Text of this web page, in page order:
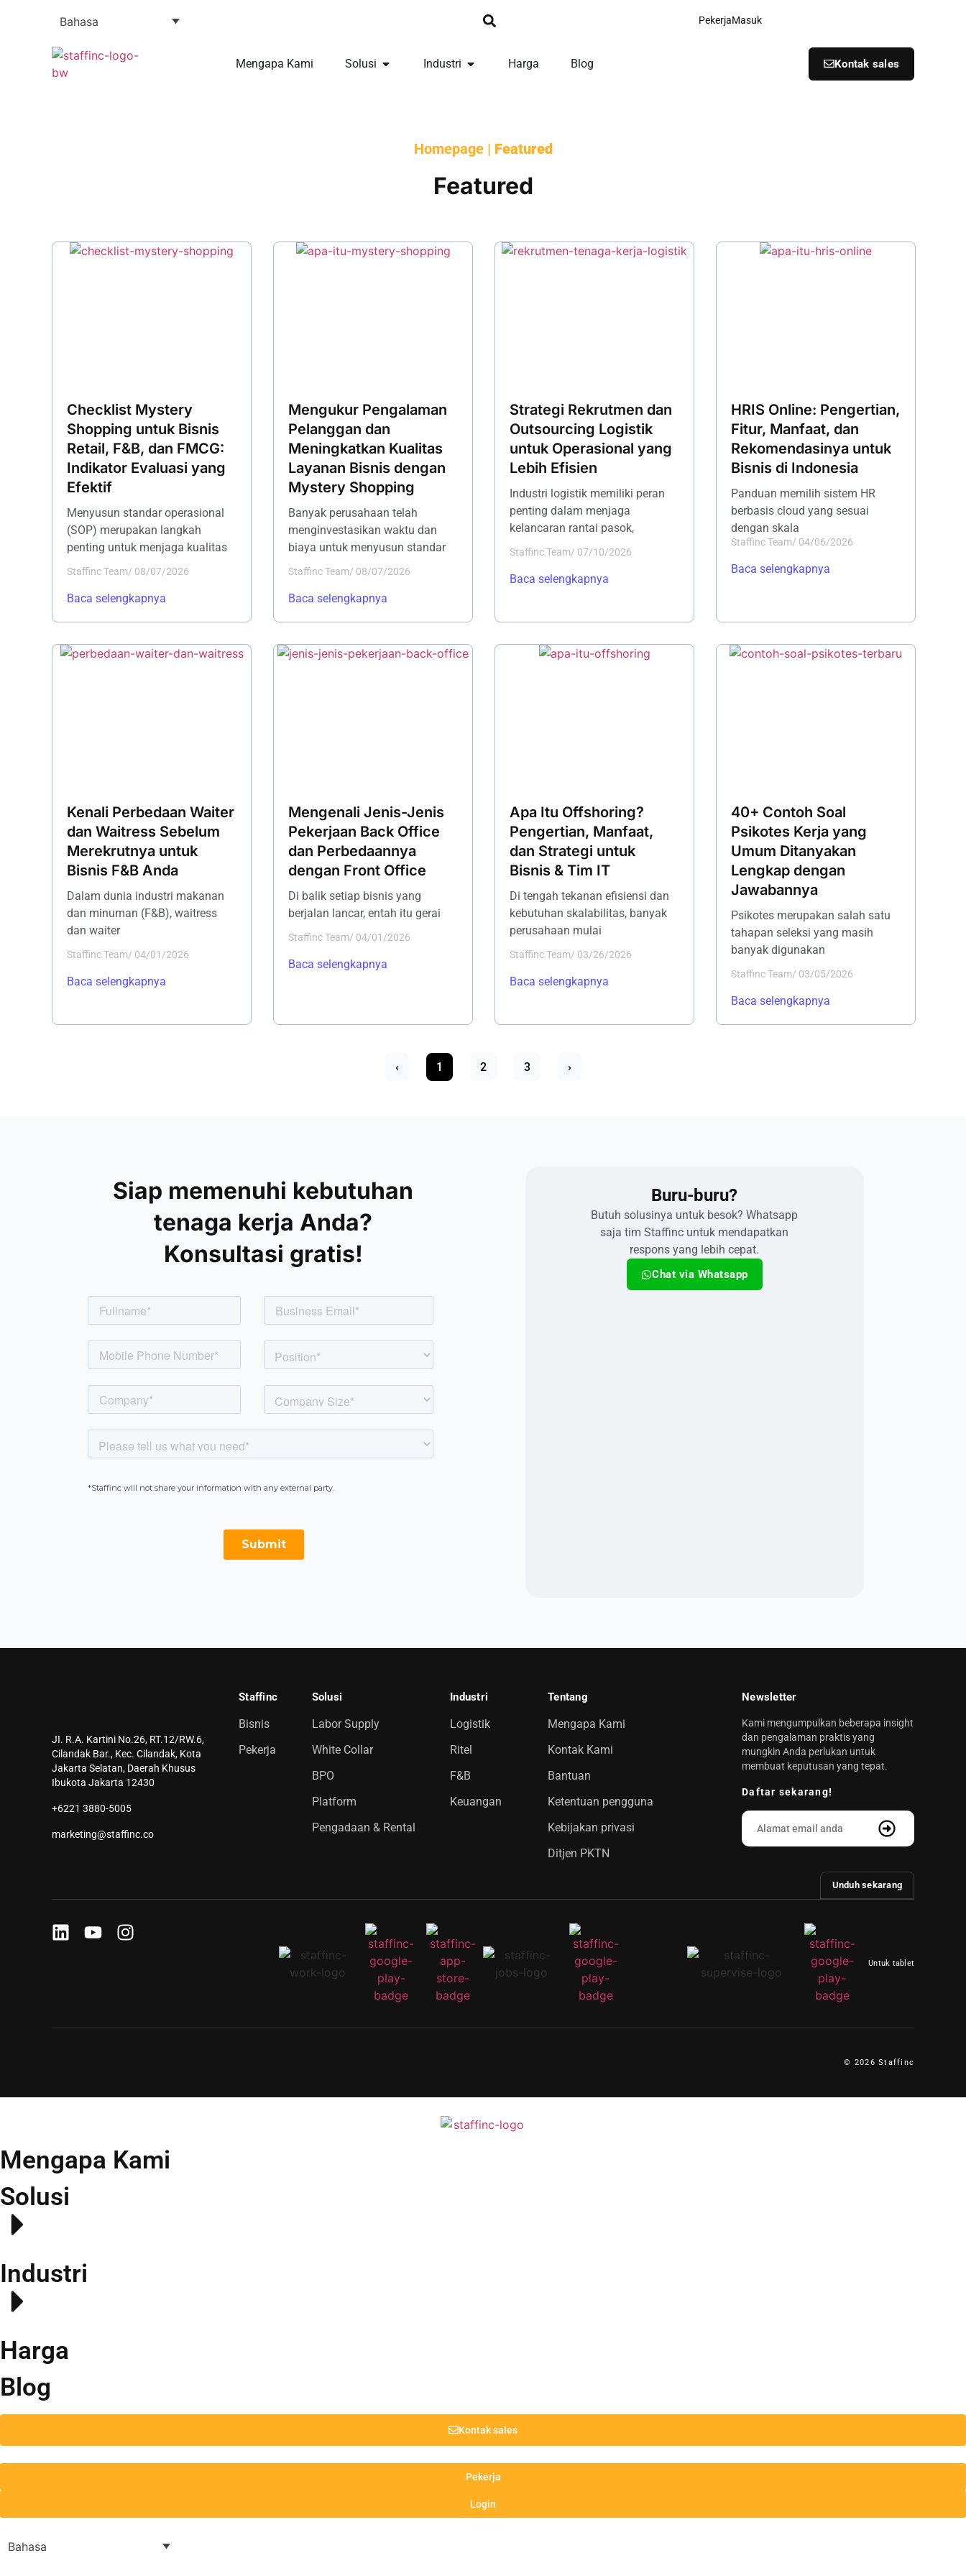
Bahasa PekerjaMasuk
Mengapa Kami Solusi Industri Harga Blog Kontak sales
Homepage| Featured
Featured
Checklist Mystery
Shopping untuk Bisnis
Retail, F&B, dan FMCG:
Indikator Evaluasi yang
Efektif
Menyusun standar operasional
(SOP) merupakan langkah
penting untuk menjaga kualitas
Staffinc Team/ 08/07/2026
Baca selengkapnya
Mengukur Pengalaman
Pelanggan dan
Meningkatkan Kualitas
Layanan Bisnis dengan
Mystery Shopping
Banyak perusahaan telah
menginvestasikan waktu dan
biaya untuk menyusun standar
Staffinc Team/ 08/07/2026
Baca selengkapnya
Strategi Rekrutmen dan
Outsourcing Logistik
untuk Operasional yang
Lebih Efisien
Industri logistik memiliki peran
penting dalam menjaga
kelancaran rantai pasok,
Staffinc Team/ 07/10/2026
Baca selengkapnya
HRIS Online: Pengertian,
Fitur, Manfaat, dan
Rekomendasinya untuk
Bisnis di Indonesia
Panduan memilih sistem HR
berbasis cloud yang sesuai
dengan skala
Staffinc Team/ 04/06/2026
Baca selengkapnya
Kenali Perbedaan Waiter
dan Waitress Sebelum
Merekrutnya untuk
Bisnis F&B Anda
Dalam dunia industri makanan
dan minuman (F&B), waitress
dan waiter
Staffinc Team/ 04/01/2026
Baca selengkapnya
Mengenali Jenis-Jenis
Pekerjaan Back Office
dan Perbedaannya
dengan Front Office
Di balik setiap bisnis yang
berjalan lancar, entah itu gerai
Staffinc Team/ 04/01/2026
Baca selengkapnya
Apa Itu Offshoring?
Pengertian, Manfaat,
dan Strategi untuk
Bisnis & Tim IT
Di tengah tekanan efisiensi dan
kebutuhan skalabilitas, banyak
perusahaan mulai
Staffinc Team/ 03/26/2026
Baca selengkapnya
40+ Contoh Soal
Psikotes Kerja yang
Umum Ditanyakan
Lengkap dengan
Jawabannya
Psikotes merupakan salah satu
tahapan seleksi yang masih
banyak digunakan
Staffinc Team/ 03/05/2026
Baca selengkapnya
‹ 1 2 3 ›
Siap memenuhi kebutuhan
tenaga kerja Anda?
Konsultasi gratis!
Buru-buru?​
Butuh solusinya untuk besok? Whatsapp
saja tim Staffinc untuk mendapatkan
respons yang lebih cepat.
Chat via Whatsapp
JI. R.A. Kartini No.26, RT.12/RW.6,
Cilandak Bar., Kec. Cilandak, Kota
Jakarta Selatan, Daerah Khusus
Ibukota Jakarta 12430
+6221 3880-5005
marketing@staffinc.co
Staffinc
Bisnis
Pekerja
Solusi
Labor Supply
White Collar
BPO
Platform
Pengadaan & Rental
Industri
Logistik
Ritel
F&B
Keuangan
Tentang
Mengapa Kami
Kontak Kami
Bantuan
Ketentuan pengguna
Kebijakan privasi
Ditjen PKTN
Newsletter
Kami mengumpulkan beberapa insight
dan pengalaman praktis yang
mungkin Anda perlukan untuk
membuat keputusan yang tepat.
Daftar sekarang!
Unduh sekarang
Untuk tablet
© 2026 Staffinc
Mengapa Kami
Solusi
Industri
Harga
Blog
Kontak sales
Pekerja
Login
Bahasa